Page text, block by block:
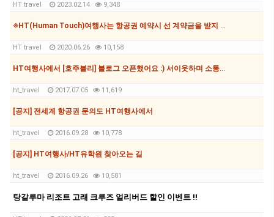
HT travel 2023.02.14 9,348
※HT(Human Touch)여행사는 항공권 예약시 선 계약금을 받지 않습니다.※
HT travel 2020.06.26 10,158
HT여행사에서 [호주블리] 블로그 오픈했어요 :) 서이웃하며 소통하며 지내요
ht_travel 2017.07.05 11,619
[공지] 전세계 항공권 문의도 HT여행사에서
ht_travel 2016.09.28 10,778
[공지] HT여행사/HT유학원 찾아오는 길
ht_travel 2016.09.26 10,581
탕갈루마 리조트 고래 크루즈 얼리버드 할인 이벤트 !!